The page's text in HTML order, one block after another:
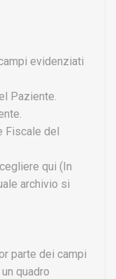
evidenziati
Paziente.
Fiscale del
qui (In
archivio si
parte dei campi
quadro